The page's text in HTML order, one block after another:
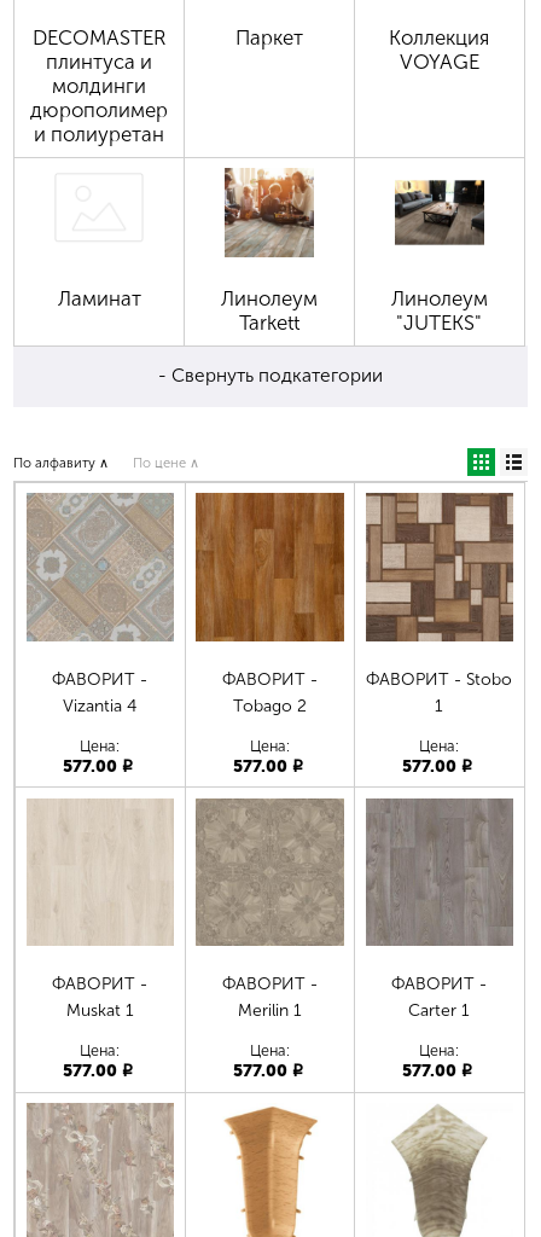
DECOMASTER
плинтуса и
молдинги
дюрополимер
и полиуретан
Паркет
Коллекция
VOYAGE
Ламинат
Линолеум
Tarkett
Линолеум
"JUTEKS"
- Свернуть подкатегории
По алфавиту ∧ По цене ∧
ФАВОРИТ -
Vizantia 4
Цена:
577.00p
ФАВОРИТ -
Tobago 2
Цена:
577.00 p
ФАВОРИТ - Stobo
1
Цена:
577.00p
ФАВОРИТ -
Muskat 1
Цена:
577.00p
ФАВОРИТ -
Merilin 1
Цена:
577.00 p
ФАВОРИТ -
Carter 1
Цена:
577.00p